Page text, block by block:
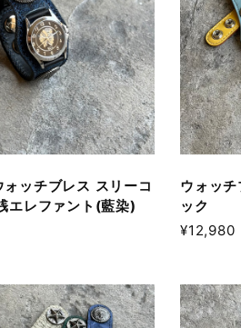
ォッチブレス スリーコ
エレファント(藍染)
ウォッ
ック
¥12,980